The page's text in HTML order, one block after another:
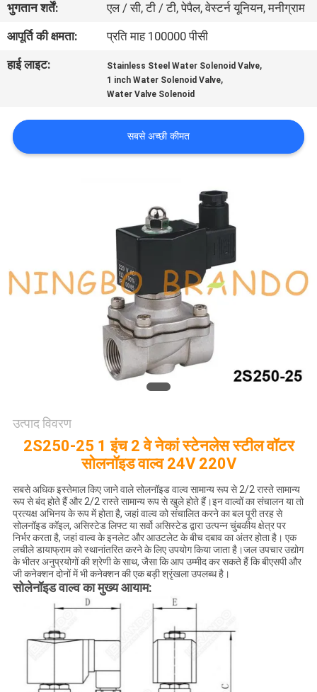
हमसे
संपर्क
करें
उद्धरण
मांगें
भुगतान शर्तें:
एल / सी, टी / टी, पेपैल, वेस्टर्न यूनियन, मनीग्राम
आपूर्ति की क्षमता:
प्रति माह 100000 पीसी
हाई लाइट:
Stainless Steel Water Solenoid Valve,
1 inch Water Solenoid Valve,
Water Valve Solenoid
सबसे अच्छी कीमत
उत्पाद विवरण
2S250-25 1 इंच 2 वे नेकां स्टेनलेस स्टील वॉटर
सोलनॉइड वाल्व 24V 220V
सबसे अधिक इस्तेमाल किए जाने वाले सोलनॉइड वाल्व सामान्य रूप से 2/2 रास्ते सामान्य
रूप से बंद होते हैं और 2/2 रास्ते सामान्य रूप से खुले होते हैं।इन वाल्वों का संचालन या तो
प्रत्यक्ष अभिनय के रूप में होता है, जहां वाल्व को संचालित करने का बल पूरी तरह से
सोलनॉइड कॉइल, असिस्टेड लिफ्ट या सर्वो असिस्टेड द्वारा उत्पन्न चुंबकीय क्षेत्र पर
निर्भर करता है, जहां वाल्व के इनलेट और आउटलेट के बीच दबाव का अंतर होता है। एक
लचीले डायाफ्राम को स्थानांतरित करने के लिए उपयोग किया जाता है।जल उपचार उद्योग
के भीतर अनुप्रयोगों की श्रेणी के साथ, जैसा कि आप उम्मीद कर सकते हैं कि बीएसपी और
जी कनेक्शन दोनों में भी कनेक्शन की एक बड़ी श्रृंखला उपलब्ध है।
सोलेनॉइड वाल्व का मुख्य आयाम: